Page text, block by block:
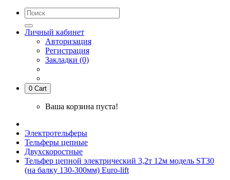
Личный кабинет
Авторизация
Регистрация
Закладки (0)
0 Cart
Ваша корзина пуста!
Электротельферы
Тельферы цепные
Двухскоростные
Тельфер цепной электрический 3,2т 12м модель ST30
(на балку 130-300мм) Euro-lift